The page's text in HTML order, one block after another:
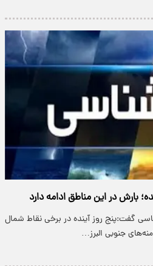
گفت:پنج روز آینده در برخی نقاط شمال
جنوبی البرز…